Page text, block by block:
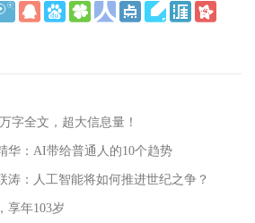
字全文，超大信息量！
华：AI带给普通人的10个趋势
涛：人工智能将如何推进世纪之争？
享年103岁